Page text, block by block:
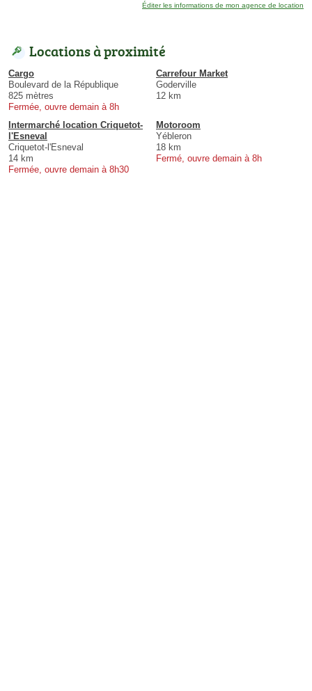
Éditer les informations de mon agence de location
Locations à proximité
Cargo
Boulevard de la République
825 mètres
Fermée, ouvre demain à 8h
Carrefour Market
Goderville
12 km
Intermarché location Criquetot-
l'Esneval
Criquetot-l'Esneval
14 km
Fermée, ouvre demain à 8h30
Motoroom
Yébleron
18 km
Fermé, ouvre demain à 8h